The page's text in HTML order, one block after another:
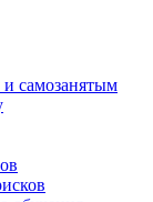
самозанятым